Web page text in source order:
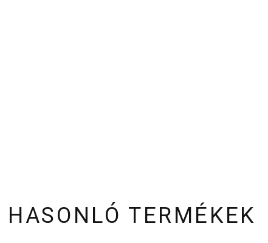
HASONLÓ TERMÉKEK